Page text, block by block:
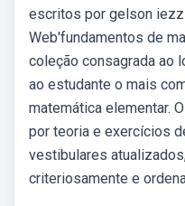
escritos por gelson
Web'fundamentos de
coleção consagrada ao
ao estudante o mais
matemática elementar.
por teoria e exercícios
vestibulares
criteriosamente e